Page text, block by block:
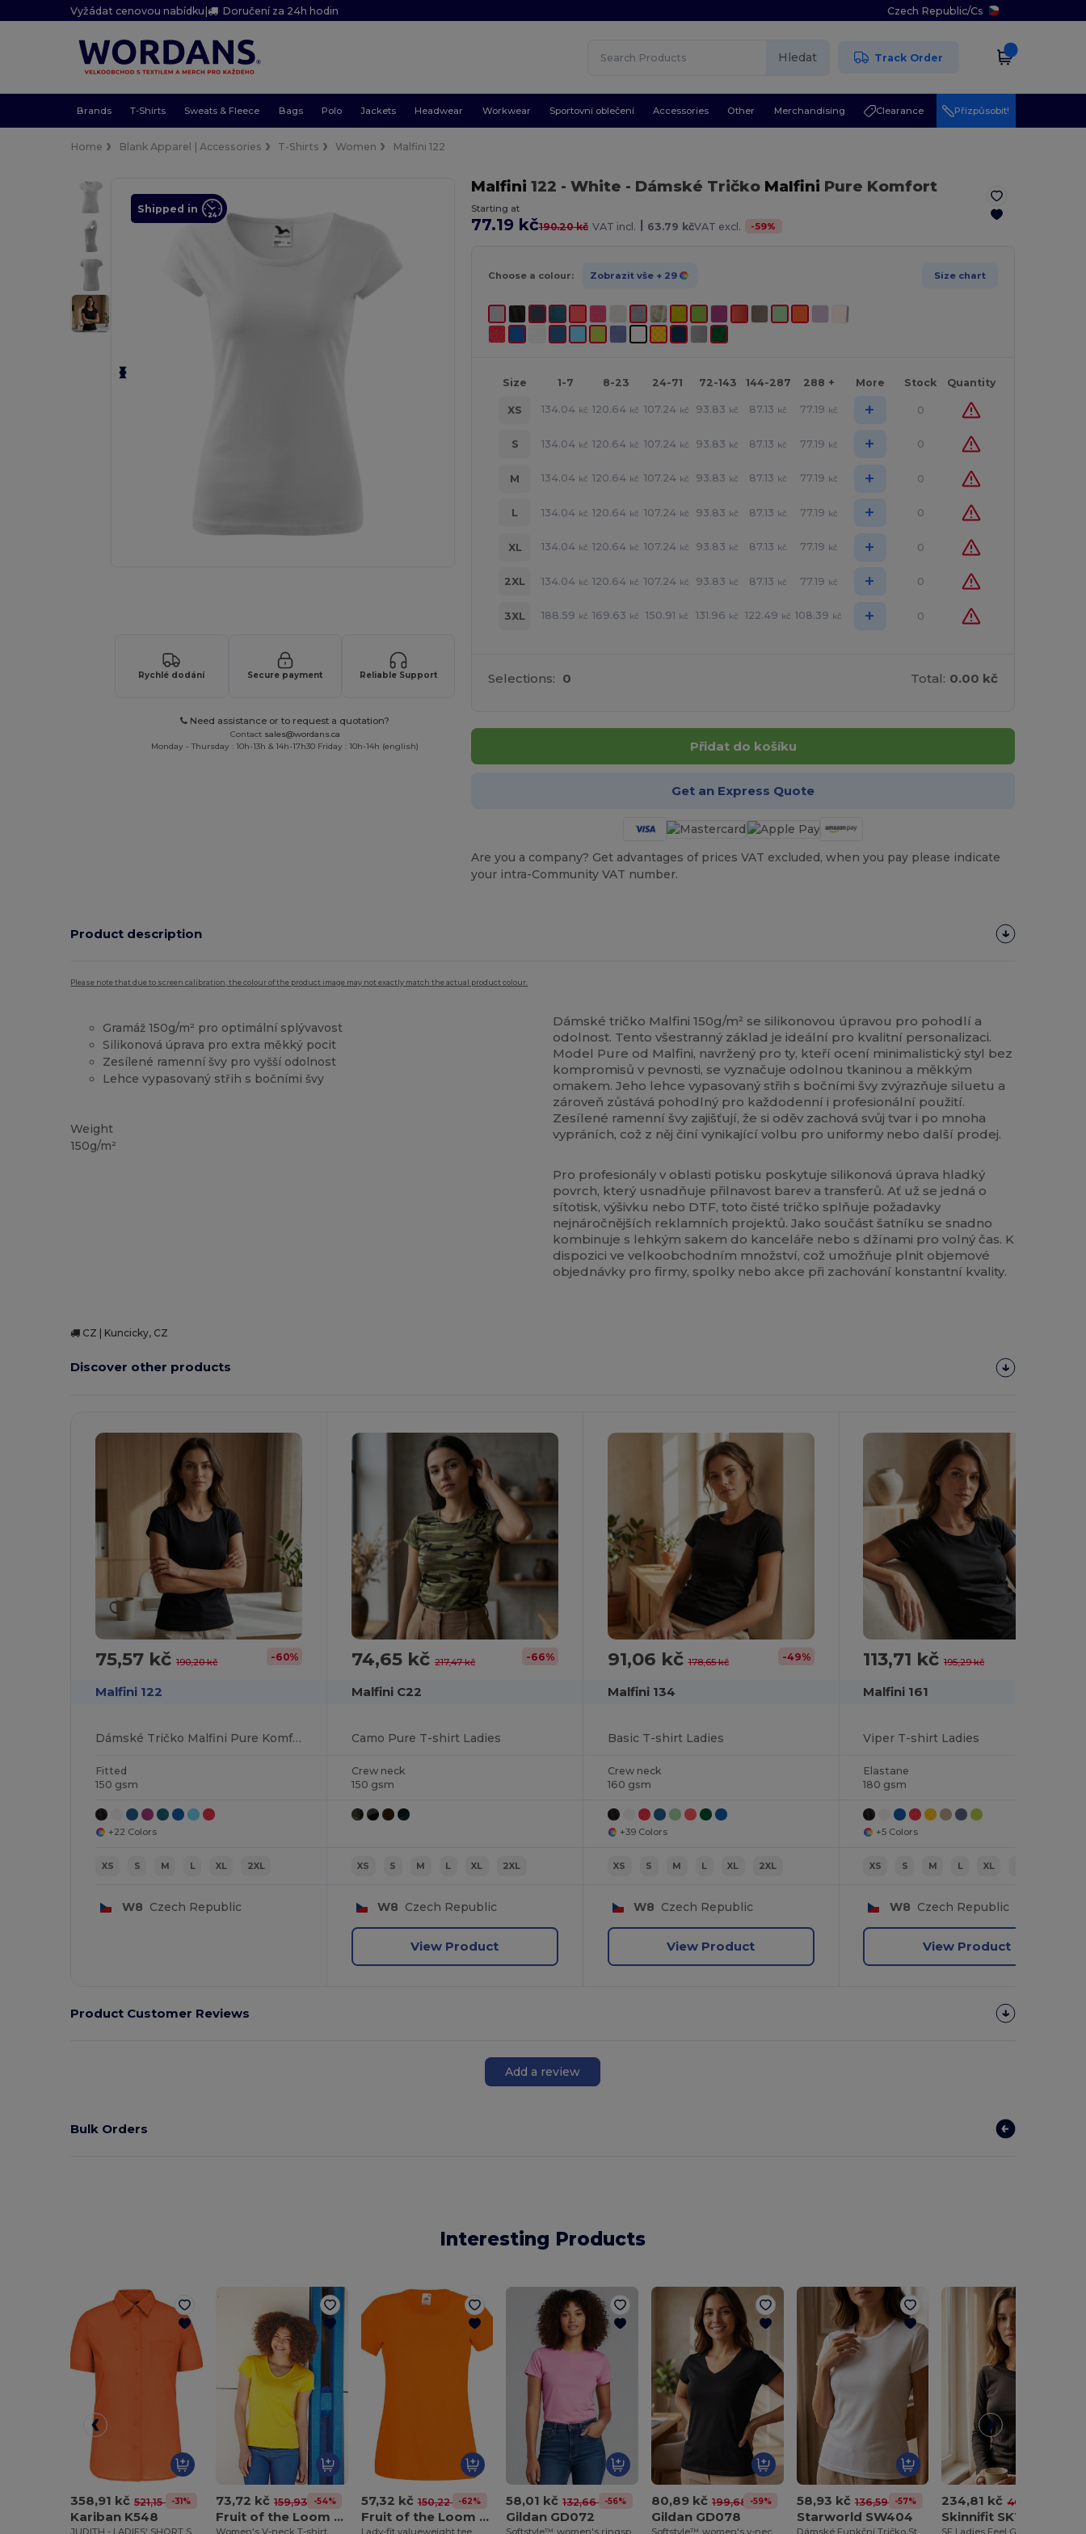
Vyžádat cenovou nabídku| Doručení za 24h hodin Czech Republic/Cs
Hledat Track Order
Brands T-Shirts Sweats & Fleece Bags Polo Jackets Headwear Workwear Sportovní oblečení Accessories Other Merchandising Clearance Přizpůsobit!
Home Blank Apparel | Accessories T-Shirts Women Malfini 122
Shipped in
Rychlé dodání Secure payment Reliable Support
Need assistance or to request a quotation?
Contact sales@wordans.ca
Monday - Thursday : 10h-13h & 14h-17h30 Friday : 10h-14h (english)
Malfini 122 - White - Dámské Tričko Malfini Pure Komfort
Starting at
77.19 kč190.20 kč VAT incl. | 63.79 kčVAT excl. -59%
Choose a colour: Zobrazit vše + 29 Size chart
Size 1-7 8-23 24-71 72-143 144-287 288 + More Stock Quantity
XS 134.04 kč 120.64 kč 107.24 kč 93.83 kč 87.13 kč 77.19 kč + 0
S 134.04 kč 120.64 kč 107.24 kč 93.83 kč 87.13 kč 77.19 kč + 0
M 134.04 kč 120.64 kč 107.24 kč 93.83 kč 87.13 kč 77.19 kč + 0
L 134.04 kč 120.64 kč 107.24 kč 93.83 kč 87.13 kč 77.19 kč + 0
XL 134.04 kč 120.64 kč 107.24 kč 93.83 kč 87.13 kč 77.19 kč + 0
2XL 134.04 kč 120.64 kč 107.24 kč 93.83 kč 87.13 kč 77.19 kč + 0
3XL 188.59 kč 169.63 kč 150.91 kč 131.96 kč 122.49 kč 108.39 kč + 0
Selections: 0 Total: 0.00 kč
Přidat do košíku
Get an Express Quote
Are you a company? Get advantages of prices VAT excluded, when you pay please indicate
your intra-Community VAT number.
Product description
Please note that due to screen calibration, the colour of the product image may not exactly match the actual product colour.
Gramáž 150g/m² pro optimální splývavost
Silikonová úprava pro extra měkký pocit
Zesílené ramenní švy pro vyšší odolnost
Lehce vypasovaný střih s bočními švy
Weight
150g/m²
Dámské tričko Malfini 150g/m² se silikonovou úpravou pro pohodlí a
odolnost. Tento všestranný základ je ideální pro kvalitní personalizaci.
Model Pure od Malfini, navržený pro ty, kteří ocení minimalistický styl bez
kompromisů v pevnosti, se vyznačuje odolnou tkaninou a měkkým
omakem. Jeho lehce vypasovaný střih s bočními švy zvýrazňuje siluetu a
zároveň zůstává pohodlný pro každodenní i profesionální použití.
Zesílené ramenní švy zajišťují, že si oděv zachová svůj tvar i po mnoha
vypráních, což z něj činí vynikající volbu pro uniformy nebo další prodej.
Pro profesionály v oblasti potisku poskytuje silikonová úprava hladký
povrch, který usnadňuje přilnavost barev a transferů. Ať už se jedná o
sítotisk, výšivku nebo DTF, toto čisté tričko splňuje požadavky
nejnáročnějších reklamních projektů. Jako součást šatníku se snadno
kombinuje s lehkým sakem do kanceláře nebo s džínami pro volný čas. K
dispozici ve velkoobchodním množství, což umožňuje plnit objemové
objednávky pro firmy, spolky nebo akce při zachování konstantní kvality.
CZ | Kuncicky, CZ
Discover other products
75,57 kč190,20 kč -60%
Malfini 122
Dámské Tričko Malfini Pure Komfort
Fitted
150 gsm
+22 Colors
XS S M L XL 2XL
W8 Czech Republic
74,65 kč 217,47 kč -66%
Malfini C22
Camo Pure T-shirt Ladies
Crew neck
150 gsm
XS S M L XL 2XL
W8 Czech Republic
View Product
91,06 kč178,65 kč -49%
Malfini 134
Basic T-shirt Ladies
Crew neck
160 gsm
+39 Colors
XS S M L XL 2XL
W8 Czech Republic
View Product
113,71 kč195,29 kč
Malfini 161
Viper T-shirt Ladies
Elastane
180 gsm
+5 Colors
XS S M L XL
W8 Czech Republic
View Product
Product Customer Reviews
Add a review
Bulk Orders
Interesting Products
358,91 kč 521,15 kč-31%
Kariban K548
73,72 kč 159,93 kč-54%
Fruit of the Loom SS047
57,32 kč 150,22 kč-62%
Fruit of the Loom SS050
58,01 kč 132,66 kč-56%
Gildan GD072
80,89 kč 199,68 kč-59%
Gildan GD078
58,93 kč 136,59 kč-57%
Starworld SW404
234,81 kč 404,67 kč
Skinnifit SK124